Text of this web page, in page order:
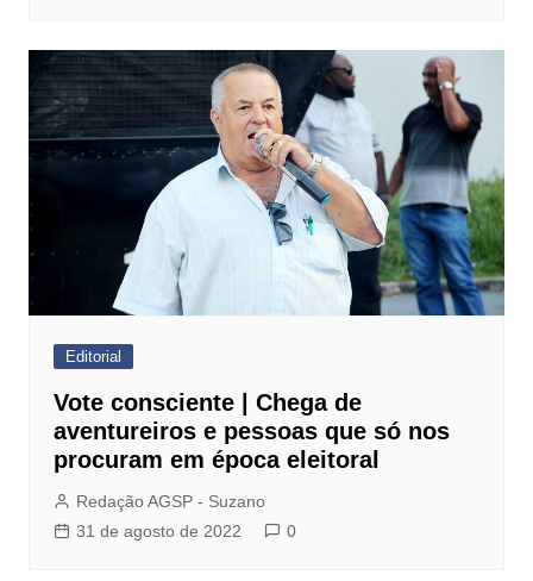
Editorial
Vote consciente | Chega de
aventureiros e pessoas que só nos
procuram em época eleitoral
Redação AGSP - Suzano
31 de agosto de 2022
0